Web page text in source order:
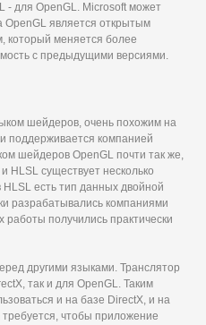
- для OpenGL. Microsoft может
OpenGL является открытым
который меняется более
с предыдущими версиями.
шейдеров, очень похожим на
поддерживается компанией
шейдеров OpenGL почти так же,
HLSL существует несколько
есть тип данных двойной
разрабатывались компаниями
работы получились практически
другими языками. Транслятор
так и для OpenGL. Таким
и на базе DirectX, и на
чтобы приложение